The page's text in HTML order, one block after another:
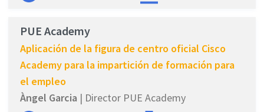
PUE Academy
Aplicación de la figura de centro oficial Cisco
Academy para la impartición de formación para
el empleo
Àngel Garcia | Director PUE Academy